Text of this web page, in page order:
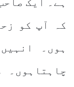
ہے۔ ایک
کہ آپ کو
ہوں۔